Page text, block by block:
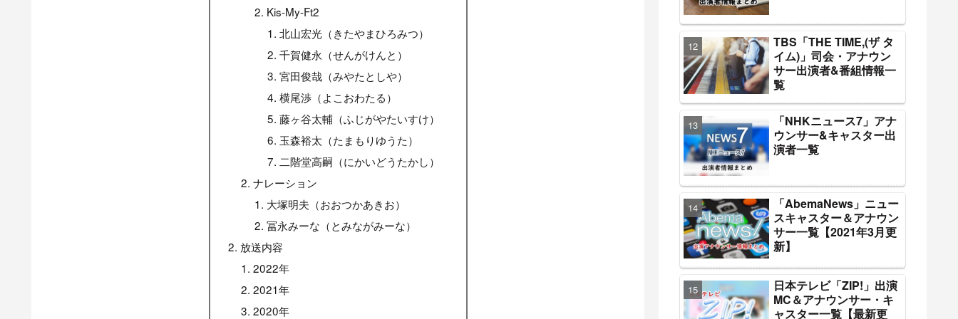
Kis-My-Ft2
北山宏光（きたやまひろみつ）
千賀健永（せんがけんと）
宮田俊哉（みやたとしや）
横尾渉（よこおわたる）
藤ヶ谷太輔（ふじがやたいすけ）
玉森裕太（たまもりゆうた）
二階堂高嗣（にかいどうたかし）
ナレーション
大塚明夫（おおつかあきお）
冨永みーな（とみながみーな）
放送内容
2022年
2021年
2020年
TBS「THE TIME,(ザ タ
イム)」司会・アナウン
サー出演者&番組情報一
覧
「NHKニュース7」アナ
ウンサー&キャスター出
演者一覧
「AbemaNews」ニュー
スキャスター＆アナウン
サー一覧【2021年3月更
新】
日本テレビ「ZIP!」出演
MC＆アナウンサー・キ
ャスター一覧【最新更